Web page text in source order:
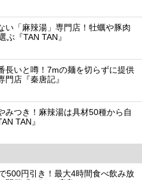
い「麻辣湯」専門店！牡蠣や豚肉
ぶ『TAN TAN』
長いと噂！7mの麺を切らずに提供
店『秦唐記』
みつき！麻辣湯は具材50種から自
TAN』
500円引き！最大4時間食べ飲み放